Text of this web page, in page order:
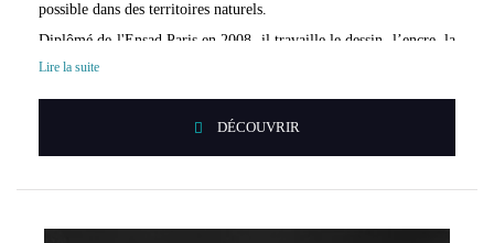
possible dans des territoires naturels.
Diplômé de l'Ensad Paris en 2008, il travaille le dessin, l’encre, la
gravure et le livre d’artiste. Sa démarche repose sur un aller et
éléments naturels, et la conception d’images en atelier, inspirées
par l'aventure scientifique et le déploiement des forces de la
personnelles ou collectives en France, en Europe et en Asie,
Lire la suite
DÉCOUVRIR